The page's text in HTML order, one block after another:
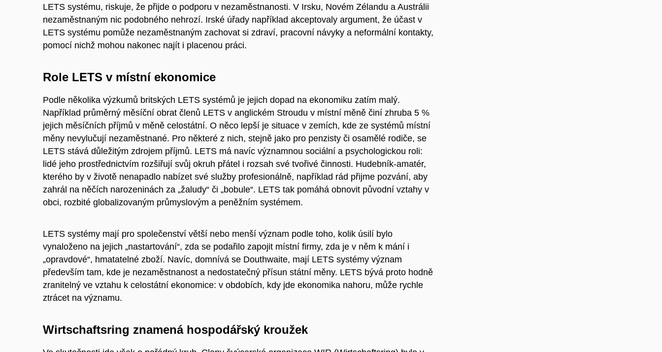
LETS systému, riskuje, že přijde o podporu v nezaměstnanosti. V Irsku, Novém Zélandu a Austrálii
nezaměstnaným nic podobného nehrozí. Irské úřady například akceptovaly argument, že účast v
LETS systému pomůže nezaměstnaným zachovat si zdraví, pracovní návyky a neformální kontakty,
pomocí nichž mohou nakonec najít i placenou práci.
Role LETS v místní ekonomice
Podle několika výzkumů britských LETS systémů je jejich dopad na ekonomiku zatím malý.
Například průměrný měsíční obrat členů LETS v anglickém Stroudu v místní měně činí zhruba 5 %
jejich měsíčních příjmů v měně celostátní. O něco lepší je situace v zemích, kde ze systémů místní
měny nevylučují nezaměstnané. Pro některé z nich, stejně jako pro penzisty či osamělé rodiče, se
LETS stává důležitým zdrojem příjmů. LETS má navíc významnou sociální a psychologickou roli:
lidé jeho prostřednictvím rozšiřují svůj okruh přátel i rozsah své tvořivé činnosti. Hudebník-amatér,
kterého by v životě nenapadlo nabízet své služby profesionálně, například rád přijme pozvání, aby
zahrál na něčích narozeninách za „žaludy“ či „bobule“. LETS tak pomáhá obnovit původní vztahy v
obci, rozbité globalizovaným průmyslovým a peněžním systémem.
LETS systémy mají pro společenství větší nebo menší význam podle toho, kolik úsilí bylo
vynaloženo na jejich „nastartování“, zda se podařilo zapojit místní firmy, zda je v něm k mání i
„opravdové“, hmatatelné zboží. Navíc, domnívá se Douthwaite, mají LETS systémy význam
především tam, kde je nezaměstnanost a nedostatečný přísun státní měny. LETS bývá proto hodně
zranitelný ve vztahu k celostátní ekonomice: v obdobích, kdy jde ekonomika nahoru, může rychle
ztrácet na významu.
Wirtschaftsring znamená hospodářský kroužek